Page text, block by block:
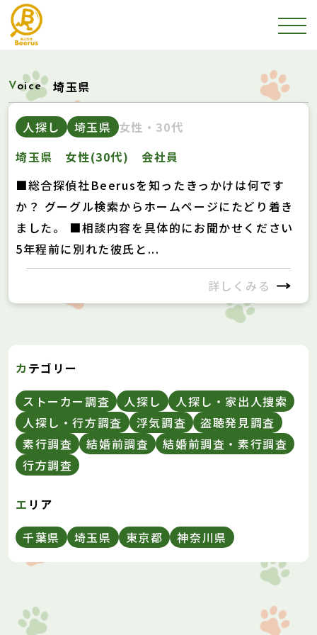
Voice 埼玉県
人探し 埼玉県 女性・30代
埼玉県 女性(30代) 会社員
■総合探偵社Beerusを知ったきっかけは何です
か？ グーグル検索からホームページにたどり着き
ました。 ■相談内容を具体的にお聞かせください
5年程前に別れた彼氏と...
詳しくみる
カテゴリー
ストーカー調査
人探し
人探し・家出人捜索
人探し・行方調査
浮気調査
盗聴発見調査
素行調査
結婚前調査
結婚前調査・素行調査
行方調査
エリア
千葉県
埼玉県 東京都 神奈川県